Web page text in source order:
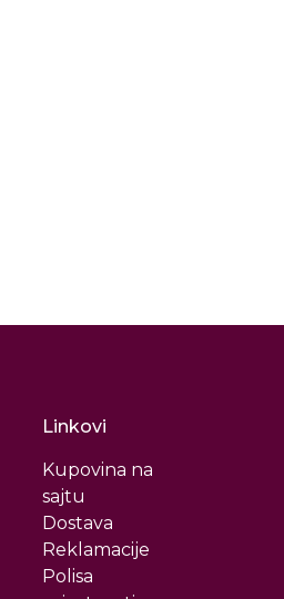
Linkovi
Kupovina na
sajtu
Dostava
Reklamacije
Polisa